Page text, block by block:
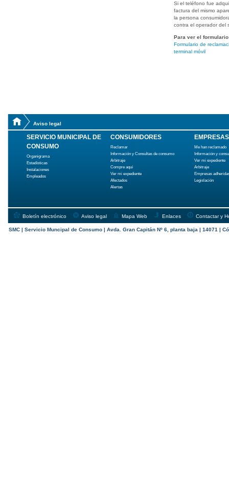
Si el teléfono fue
factura del mismo
la persona
contra el operador del
Para ver el
Formulario de
terminal móvil
Aviso legal
SERVICIO MUNICIPAL DE
CONSUMO
Organigrama
Estadísticas
Instalaciones
Empleados
CONSUMIDORES
Reclamar
Información y Consultas de consumo
Arbitraje
Compre aquí
Ver mi expediente
Afectados
Alertas
EMPRESAS
Me han reclamado
Información y
Ver mi expediente
Arbitraje
Empresas
Legislación
Boletín electrónico Aviso legal Mapa Web Enlaces Contactar y
SMC | Servicio Muncipal de Consumo | Avda. Gran Capitán Nº 6, planta baja | 14071 |